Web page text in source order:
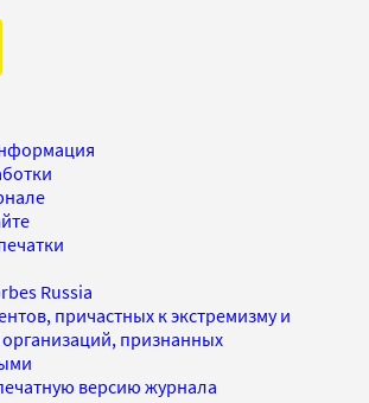
Russia
причастных к экстремизму и
признанных
версию журнала